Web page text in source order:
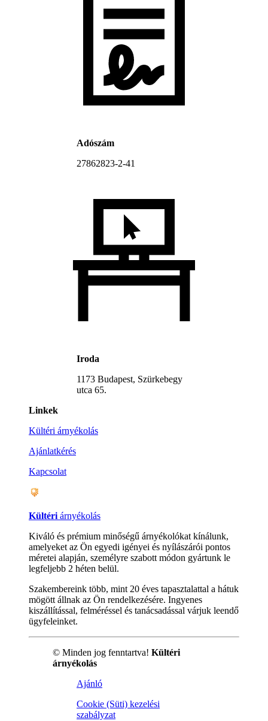
Adószám
27862823-2-41
Iroda
1173 Budapest, Szürkebegy
utca 65.
Linkek
Kültéri árnyékolás
Ajánlatkérés
Kapcsolat
Kültériárnyékolás
Kiváló és prémium minőségű árnyékolókat kínálunk,
amelyeket az Ön egyedi igényei és nyílászárói pontos
méretei alapján, személyre szabott módon gyártunk le
legfeljebb 2 héten belül.
Szakembereink több, mint 20 éves tapasztalattal a hátuk
mögött állnak az Ön rendelkezésére. Ingyenes
kiszállítással, felméréssel és tanácsadással várjuk leendő
ügyfeleinket.
© Minden jog fenntartva! Kültéri
árnyékolás
Ajánló
Cookie (Süti) kezelési
szabályzat